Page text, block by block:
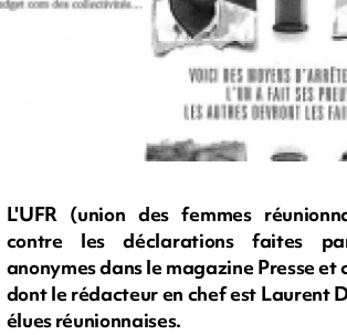
L'UFR (union des femmes
contre les déclarations faites
anonymes dans le magazine Presse et
dont le rédacteur en chef est Laurent
élues réunionnaises.